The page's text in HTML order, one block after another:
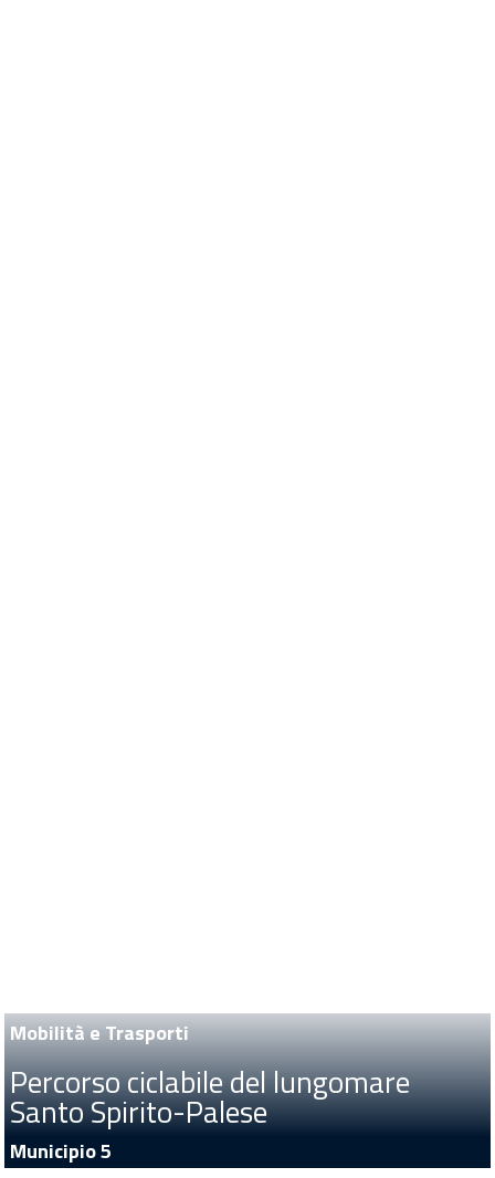
Mobilità e Trasporti
Percorso ciclabile del lungomare
Santo Spirito-Palese
Municipio 5